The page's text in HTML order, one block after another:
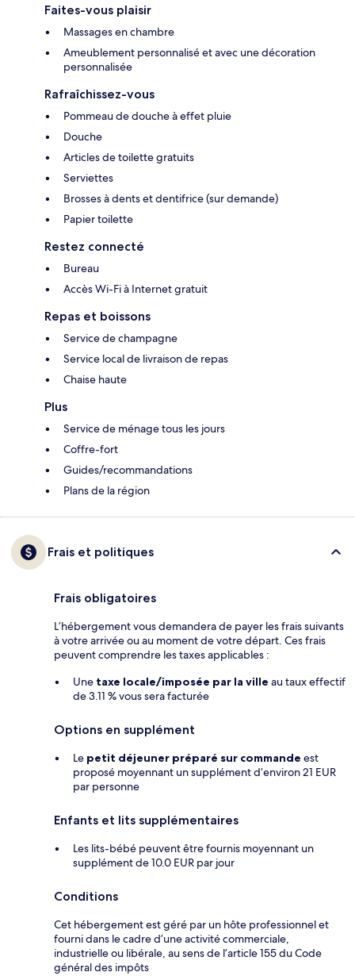
Faites-vous plaisir
Massages en chambre
Ameublement personnalisé et avec une décoration
personnalisée
Rafraîchissez-vous
Pommeau de douche à effet pluie
Douche
Articles de toilette gratuits
Serviettes
Brosses à dents et dentifrice (sur demande)
Papier toilette
Restez connecté
Bureau
Accès Wi-Fi à Internet gratuit
Repas et boissons
Service de champagne
Service local de livraison de repas
Chaise haute
Plus
Service de ménage tous les jours
Coffre-fort
Guides/recommandations
Plans de la région
Frais et politiques
Frais obligatoires
L’hébergement vous demandera de payer les frais suivants
à votre arrivée ou au moment de votre départ. Ces frais
peuvent comprendre les taxes applicables :
Une taxe locale/imposée par la ville au taux effectif
de 3.11 % vous sera facturée
Options en supplément
Le petit déjeuner préparé sur commande est
proposé moyennant un supplément d’environ 21 EUR
par personne
Enfants et lits supplémentaires
Les lits-bébé peuvent être fournis moyennant un
supplément de 10.0 EUR par jour
Conditions
Cet hébergement est géré par un hôte professionnel et
fourni dans le cadre d’une activité commerciale,
industrielle ou libérale, au sens de l’article 155 du Code
général des impôts